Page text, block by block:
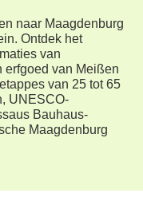
naar Maagdenburg
Ontdek het
van
erfgoed van Meißen
van 25 tot 65
UNESCO-
Bauhaus-
Maagdenburg